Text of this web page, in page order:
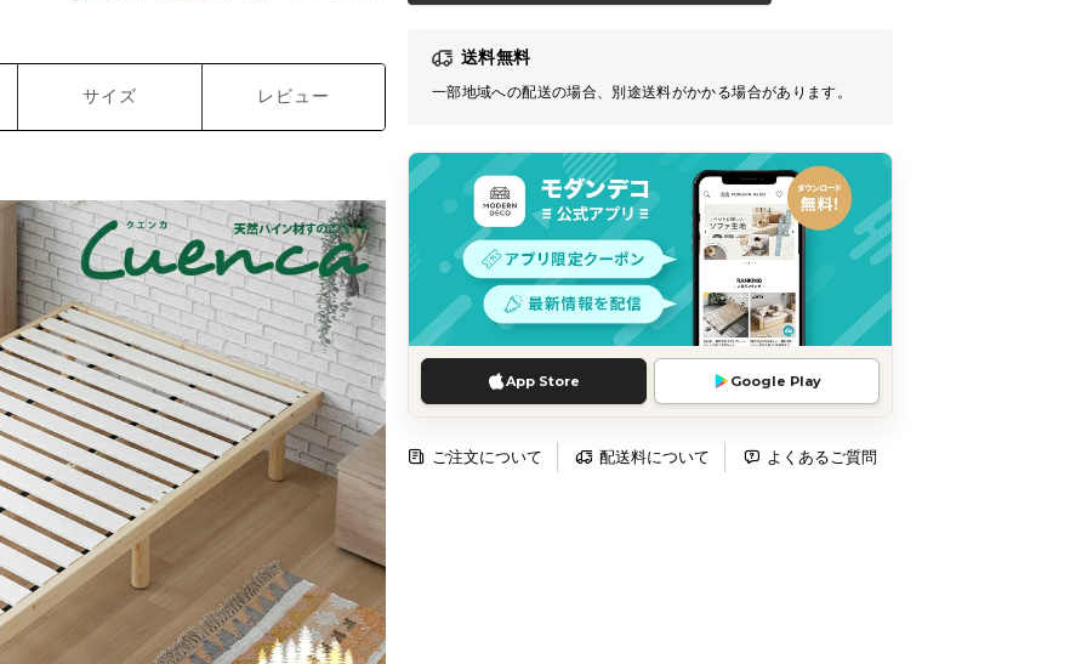
送料無料
一部地域への配送の場合、別途送料がかかる場合があります。
App Store Google Play
ご注文について 配送料について よくあるご質問
サイズ レビュー